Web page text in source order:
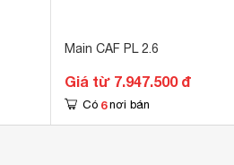
Main CAF PL 2.6
Giá từ 7.947.500 đ
Có 6 nơi bán